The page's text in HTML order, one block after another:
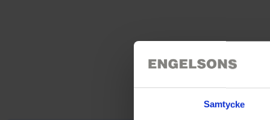
Samtycke